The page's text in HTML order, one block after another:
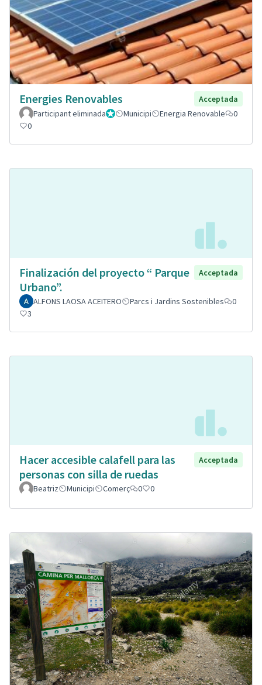
Energies Renovables
Acceptada
Participant eliminadaAdministrador
Municipi Energia Renovable
0
0
Finalización del proyecto “ Parque
Urbano”.
Acceptada
ALFONS LAOSA ACEITERO Parcs i Jardins Sostenibles
0
3
Hacer accesible calafell para las
personas con silla de ruedas
Acceptada
Beatriz Municipi Comerç 0 0